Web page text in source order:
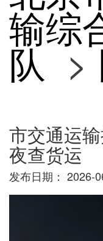
输综
队>
市交通运
夜查货运
发布日期： 2026-